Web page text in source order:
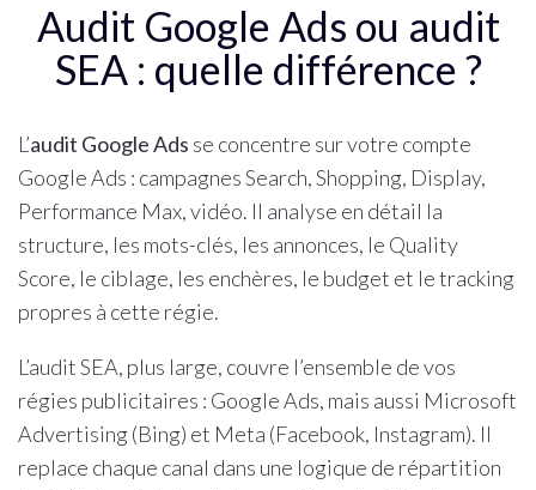
Audit Google Ads ou audit
SEA : quelle différence ?
L’audit Google Ads se concentre sur votre compte
Google Ads : campagnes Search, Shopping, Display,
Performance Max, vidéo. Il analyse en détail la
structure, les mots-clés, les annonces, le Quality
Score, le ciblage, les enchères, le budget et le tracking
propres à cette régie.
L’audit SEA, plus large, couvre l’ensemble de vos
régies publicitaires : Google Ads, mais aussi Microsoft
Advertising (Bing) et Meta (Facebook, Instagram). Il
replace chaque canal dans une logique de répartition